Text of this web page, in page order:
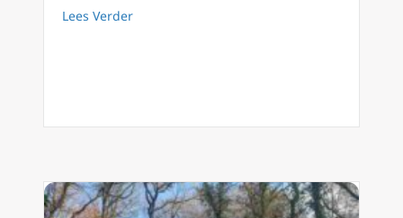
Lees Verderabout Kardinaal Fernández over